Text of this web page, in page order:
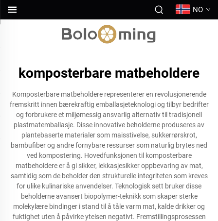
NO
komposterbare matbeholdere
Komposterbare matbeholdere representerer en revolusjonerende
fremskritt innen bærekraftig emballasjeteknologi og tilbyr bedrifter
og forbrukere et miljømessig ansvarlig alternativ til tradisjonell
plastmatemballasje. Disse innovative beholderne produseres av
plantebaserte materialer som maisstivelse, sukkerrørskrot,
bambufiber og andre fornybare ressurser som naturlig brytes ned
ved kompostering. Hovedfunksjonen til komposterbare
matbeholdere er å gi sikker, lekkasjesikker oppbevaring av mat,
samtidig som de beholder den strukturelle integriteten som kreves
for ulike kulinariske anvendelser. Teknologisk sett bruker disse
beholderne avansert biopolymer-teknikk som skaper sterke
molekylære bindinger i stand til å tåle varm mat, kalde drikker og
fuktighet uten å påvirke ytelsen negativt. Fremstillingsprosessen